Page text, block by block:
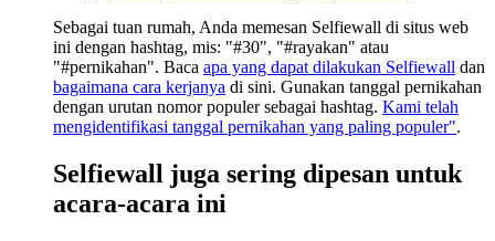
Sebagai tuan rumah, Anda memesan Selfiewall di situs web
ini dengan hashtag, mis: "#30", "#rayakan" atau
"#pernikahan". Baca apa yang dapat dilakukan Selfiewall dan
bagaimana cara kerjanya di sini. Gunakan tanggal pernikahan
dengan urutan nomor populer sebagai hashtag. Kami telah
mengidentifikasi tanggal pernikahan yang paling populer".
Selfiewall juga sering dipesan untuk
acara-acara ini